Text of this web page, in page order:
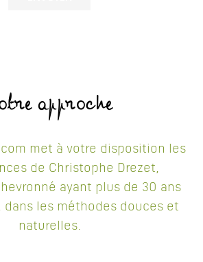
approche
met à votre disposition les
de Christophe Drezet,
ayant plus de 30 ans
dans les méthodes douces et
naturelles.